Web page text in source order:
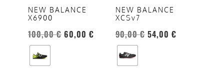
NEW BALANCE
X6900
100,00€ 60,00 €
opzioni
possono
essere
scelte
nella
NEW BALANCE
XCSv7
90,00€ 54,00 €
opzioni
possono
essere
scelte
nella